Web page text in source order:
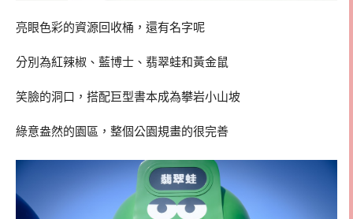
亮眼色彩的資源回收桶，還有名字呢
分別為紅辣椒、藍博士、翡翠蛙和黃金鼠
笑臉的洞口，搭配巨型書本成為攀岩小山坡
綠意盎然的園區，整個公園規畫的很完善